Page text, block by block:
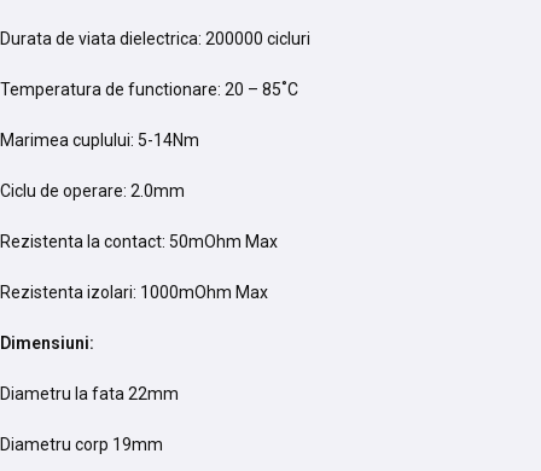
Durata de viata dielectrica: 200000 cicluri
Temperatura de functionare: 20 – 85˚C
Marimea cuplului: 5-14Nm
Ciclu de operare: 2.0mm
Rezistenta la contact: 50mOhm Max
Rezistenta izolari: 1000mOhm Max
Dimensiuni:
Diametru la fata 22mm
Diametru corp 19mm